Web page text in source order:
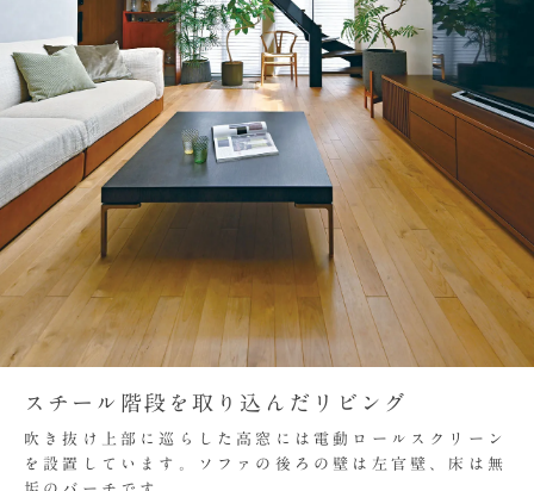
スチール階段を取り込んだリビング
吹き抜け上部に巡らした高窓には電動ロールスクリーン
を設置しています。ソファの後ろの壁は左官壁、床は無